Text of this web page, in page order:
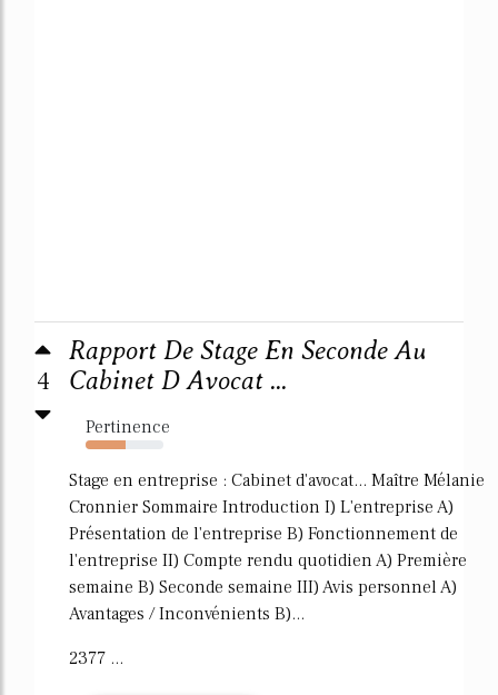
4
Rapport De Stage En Seconde Au
Cabinet D Avocat ...
Pertinence
52%
Stage en entreprise : Cabinet d'avocat... Maître Mélanie
Cronnier Sommaire Introduction I) L'entreprise A)
Présentation de l'entreprise B) Fonctionnement de
l'entreprise II) Compte rendu quotidien A) Première
semaine B) Seconde semaine III) Avis personnel A)
Avantages / Inconvénients B)...
2377 ...